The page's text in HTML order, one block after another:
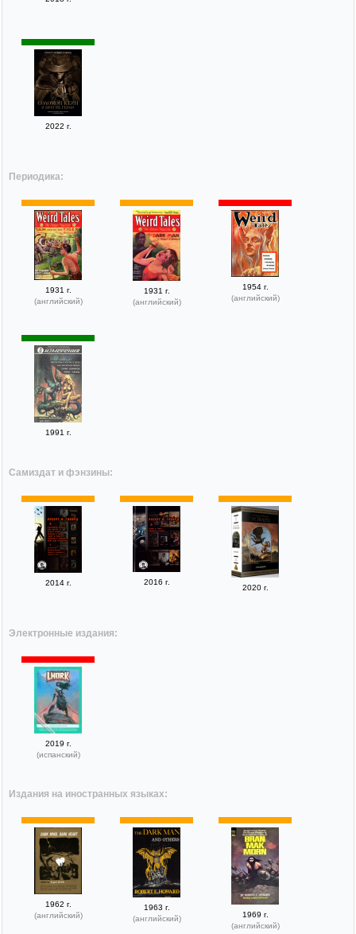
2022 г.
Периодика:
1931 г.
(английский)
1931 г.
(английский)
1954 г.
(английский)
1991 г.
Самиздат и фэнзины:
2014 г. 2016 г.
2020 г.
Электронные издания:
2019 г.
(испанский)
Издания на иностранных языках:
1962 г.
(английский)
1963 г.
(английский)
1969 г.
(английский)